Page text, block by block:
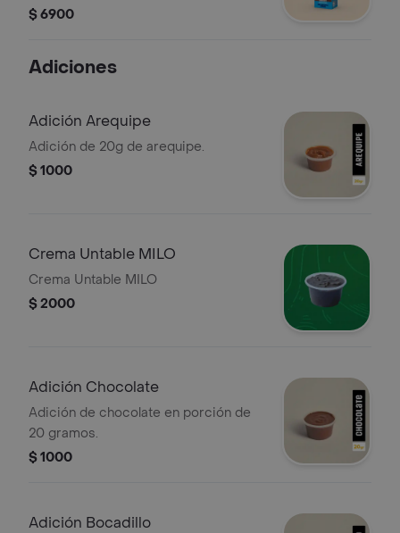
$ 6900
Adiciones
Adición Arequipe
Adición de 20g de arequipe.
$ 1000
Crema Untable MILO
Crema Untable MILO
$ 2000
Adición Chocolate
Adición de chocolate en porción de
20 gramos.
$ 1000
Adición Bocadillo